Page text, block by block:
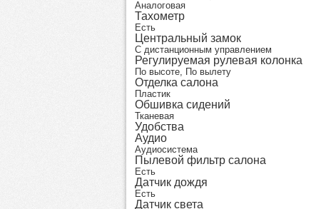
Аналоговая
Тахометр
Есть
Центральный замок
С дистанционным управлением
Регулируемая рулевая колонка
По высоте, По вылету
Отделка салона
Пластик
Обшивка сидений
Тканевая
Удобства
Аудио
Аудиосистема
Пылевой фильтр салона
Есть
Датчик дождя
Есть
Датчик света